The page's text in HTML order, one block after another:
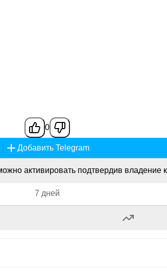
0
Добавить Telegram
активировать подтвердив владение
7 дней